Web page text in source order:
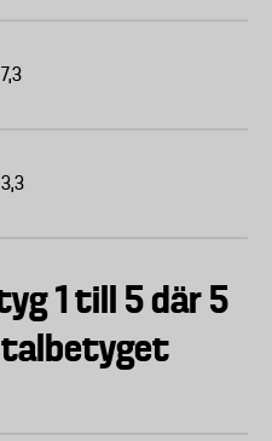
7,3
3,3
1 till 5 där 5